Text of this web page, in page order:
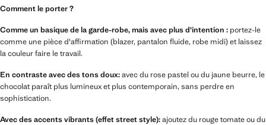
Comment le porter ?
Comme un basique de la garde-robe, mais avec plus d'intention : portez-le
comme une pièce d'affirmation (blazer, pantalon fluide, robe midi) et laissez
la couleur faire le travail.
En contraste avec des tons doux:avec du rose pastel ou du jaune beurre, le
chocolat paraît plus lumineux et plus contemporain, sans perdre en
sophistication.
Avec des accents vibrants (effet street style):ajoutez du rouge tomate ou du